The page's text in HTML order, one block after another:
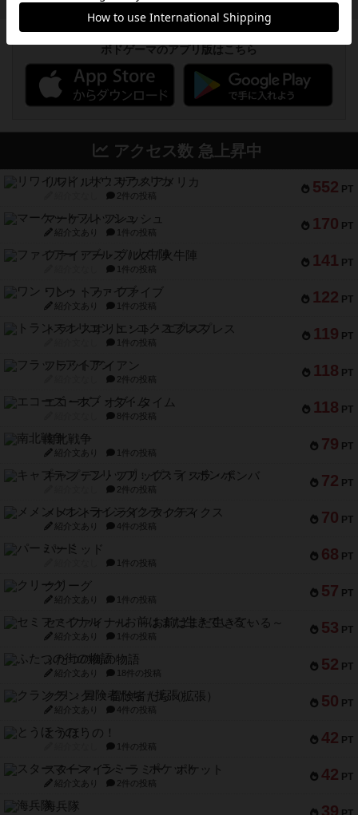
ボドゲーマのアプリ版はこちら
アクセス数 急上昇中
552 PT
リワイルド：サウスアメリカ
2件の投稿
170 PT
マーケットフレッシュ
紹介文あり 1件の投稿
141 PT
ファイアー・ブルズ / 火牛陣
1件の投稿
122 PT
ワン・トゥ・ファイブ
紹介文あり 1件の投稿
119 PT
トランスオリエント・エクスプレス
1件の投稿
118 PT
フラットアイアン
2件の投稿
118 PT
エコーズ・オブ・タイム
8件の投稿
79 PT
南北戦争
紹介文あり 1件の投稿
72 PT
キャプテン・フリップ：イスラ・ボンバ
2件の投稿
70 PT
メメントオンラインタクティクス
紹介文あり 4件の投稿
68 PT
パーミッド
1件の投稿
57 PT
クリーグ
紹介文あり 1件の投稿
53 PT
セミファイナル ～お前はまだ生きている～
紹介文あり 1件の投稿
52 PT
ふたつの街の物語
紹介文あり 18件の投稿
50 PT
クランク! ：冒険者たち（拡張）
紹介文あり 4件の投稿
42 PT
とうほうの！
1件の投稿
42 PT
スターマイン・ラミー ポケット
紹介文あり 2件の投稿
39
海兵隊